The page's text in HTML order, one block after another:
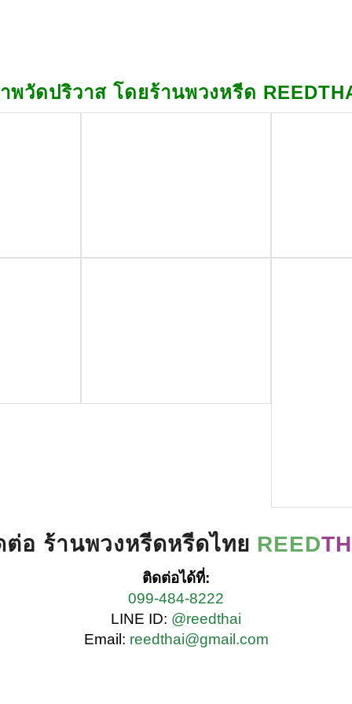
พวัดปริวาส โดยร้านพวงหรีด
อ ร้านพวงหรีดหรีดไทย REED
ติดต่อได้ที่:
099-484-8222
LINE ID: @reedthai
Email: reedthai@gmail.com